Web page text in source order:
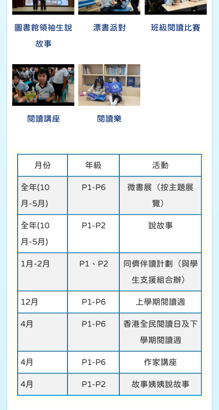
圖書館領袖生說
故事
漂書派對 班級閱讀比賽
閱讀講座 閱讀樂
月份 年級 活動
全年(10
月 -5月 )
P1-P6
微書展（按主題展
覽）
全年(10
月 -5月 )
P1-P2 說故事
1月 -2月 P1 、 P2
同儕伴讀計劃（與學
生支援組合辦）
12月 P1-P6 上學期閱讀週
4月 P1-P6
香港全民閱讀日及下
學期閱讀週
4月 P1-P6 作家講座
4月 P1-P2 故事姨姨說故事